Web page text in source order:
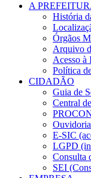
A
História
Órgãos
Arquivo
Acesso à
Política
CIDADÃO
Guia de
Central
Ouvidoria
E-SIC
LGPD
Consulta
SEI